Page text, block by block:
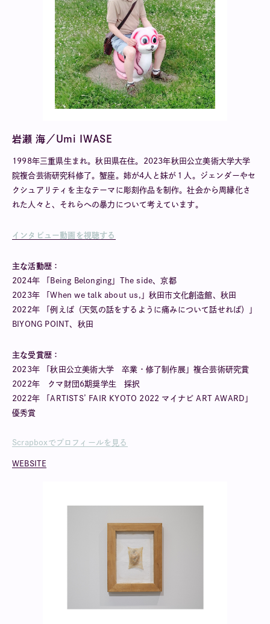
岩瀬 海／Umi IWASE
1998年三重県生まれ。秋田県在住。2023年秋田公立美術大学大学
院複合芸術研究科修了。蟹座。姉が4人と妹が１人。ジェンダーやセ
クシュアリティを主なテーマに彫刻作品を制作。社会から周縁化さ
れた人々と、それらへの暴力について考えています。
インタビュー動画を視聴する
主な活動歴：
2024年 「Being Belonging」The side、京都
2023年 「When we talk about us,」秋田市文化創造館、秋田
2022年 「例えば（天気の話をするように痛みについて話せれば）」
BIYONG POINT、秋田
主な受賞歴：
2023年 「秋田公立美術大学 卒業・修了制作展」複合芸術研究賞
2022年 クマ財団6期奨学生 採択
2022年 「ARTISTS’ FAIR KYOTO 2022 マイナビ ART AWARD」
優秀賞
Scrapboxでプロフィールを見る
WEBSITE